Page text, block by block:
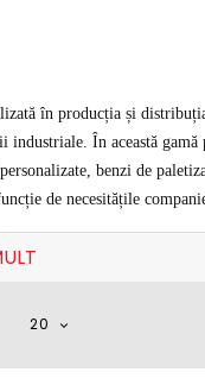
în producția și
În această
benzi de
de necesitățile
20